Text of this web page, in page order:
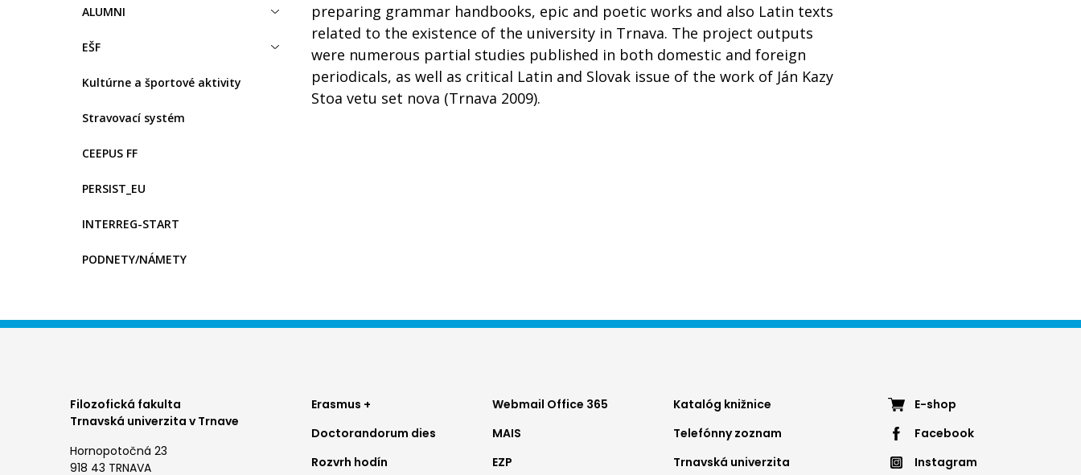
ALUMNI
EŠF
Kultúrne a športové aktivity
Stravovací systém
CEEPUS FF
PERSIST_EU
INTERREG-START
PODNETY/NÁMETY
preparing grammar handbooks, epic and poetic works and also Latin texts
related to the existence of the university in Trnava. The project outputs
were numerous partial studies published in both domestic and foreign
periodicals, as well as critical Latin and Slovak issue of the work of Ján Kazy
Stoa vetu set nova (Trnava 2009).
Filozofická fakulta
Trnavská univerzita v Trnave
Hornopotočná 23
918 43 TRNAVA
Footer
menu
Erasmus +
Doctorandorum dies
Rozvrh hodín
Footer
menu
Webmail Office 365
MAIS
EZP
Footer
menu
Katalóg knižnice
Telefónny zoznam
Trnavská univerzita
Footer
menu
E-shop
Facebook
Instagram